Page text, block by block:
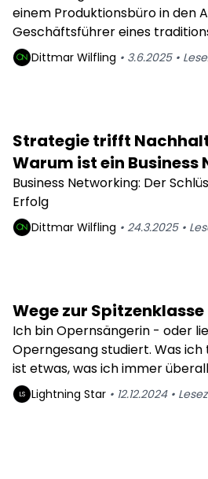
Überlebensstrategie
einem Produktionsbüro in den
Geschäftsführer eines
Sportartikelunternehmens, seit
familiengeführt. Wir sprachen
nicht wegen Moral.“
Dittmar Wilfling • 3.6.2025•
Strategie trifft
Warum ist ein Business
schlüssel zum
Business Networking: Der
Erfolg
Dittmar Wilfling • 24.3.2025•
Wege zur Spitzenklasse
Ich bin Opernsängerin - oder
Operngesang studiert. Was ich
ist etwas, was ich immer
Stimme - mich, meinen Körper
dabei. Mein Körper ist mein
LS Lightning Star • 12.12.2024•